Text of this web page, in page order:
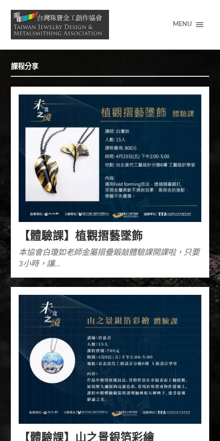
MENU
課程分享
【體驗課】植觀摺藝墜飾
本協會白瓊如老師金屬摺疊鍛敲體驗課開課啦，只要
3小時，讓…
【體驗課】山之景銀箔彩繪